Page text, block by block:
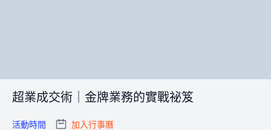
超業成交術｜金牌業務的實戰祕笈
活動時間
加入行事曆